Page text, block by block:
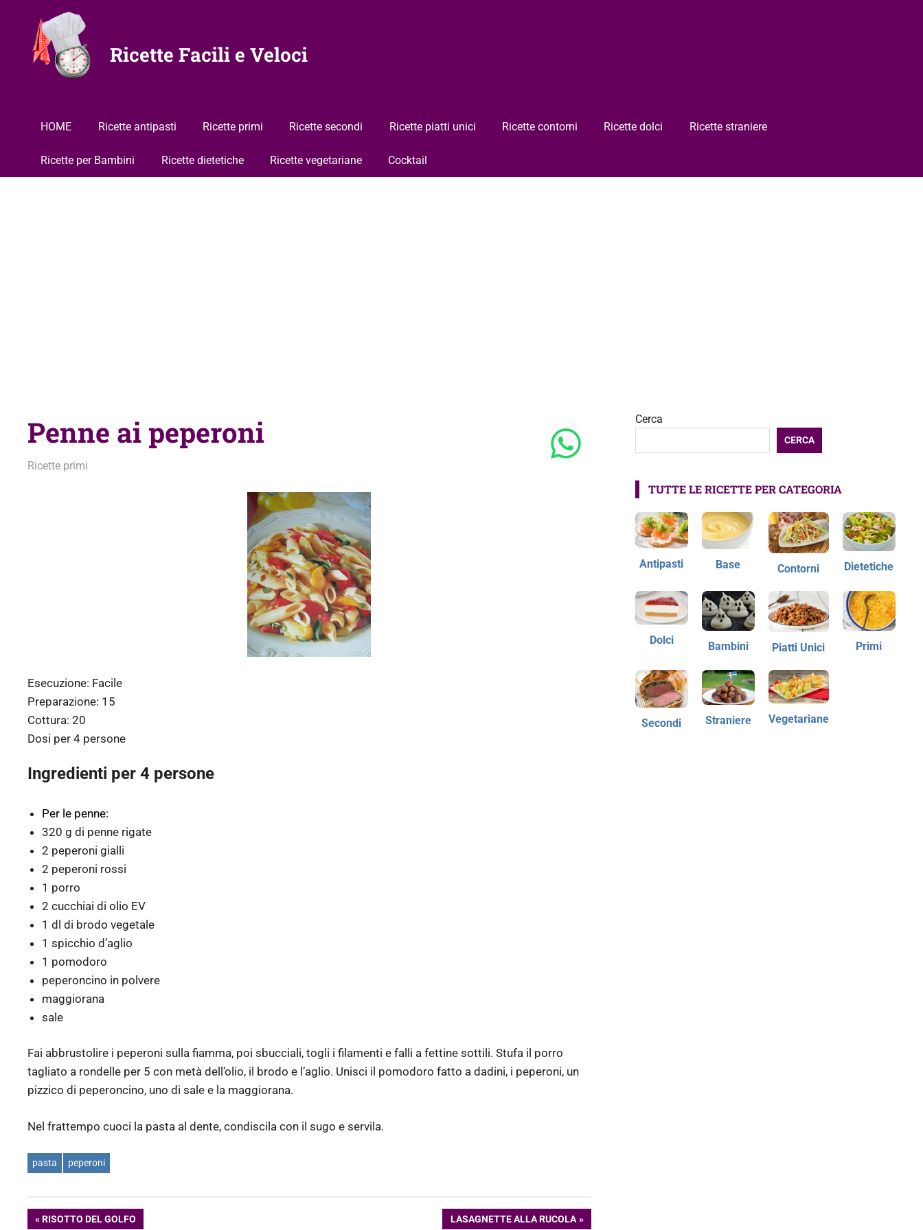
contenuto
Ricette Facili e Veloci
HOME Ricette antipasti Ricette primi Ricette secondi Ricette piatti unici Ricette contorni Ricette dolci Ricette straniere
Ricette per Bambini Ricette dietetiche Ricette vegetariane Cocktail
Penne ai peperoni
16 Settembre 2013
admin
Ricette primi
Esecuzione: Facile
Preparazione: 15
Cottura: 20
Dosi per 4 persone
Ingredienti per 4 persone
Per le penne:
320 g di penne rigate
2 peperoni gialli
2 peperoni rossi
1 porro
2 cucchiai di olio EV
1 dl di brodo vegetale
1 spicchio d’aglio
1 pomodoro
peperoncino in polvere
maggiorana
sale
Fai abbrustolire i peperoni sulla fiamma, poi sbucciali, togli i filamenti e falli a fettine sottili. Stufa il porro
tagliato a rondelle per 5 con metà dell’olio, il brodo e l’aglio. Unisci il pomodoro fatto a dadini, i peperoni, un
pizzico di peperoncino, uno di sale e la maggiorana.
Nel frattempo cuoci la pasta al dente, condiscila con il sugo e servila.
pasta peperoni
Navigazione
ARTICOLO
RISOTTO DEL GOLFO
ARTICOLO
LASAGNETTE ALLA RUCOLA
Cerca
CERCA
TUTTE LE RICETTE PER CATEGORIA
Antipasti Base Contorni Dietetiche
Dolci Bambini Piatti Unici Primi
Secondi Straniere Vegetariane